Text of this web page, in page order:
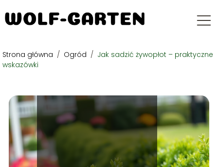
Strona główna / Ogród / Jak sadzić żywopłot – praktyczne
wskazówki